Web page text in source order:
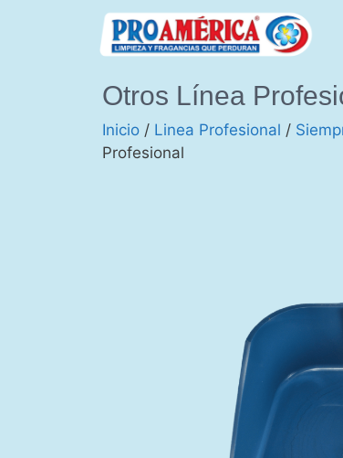
Otros Línea
Inicio / Linea Profesional /
Profesional